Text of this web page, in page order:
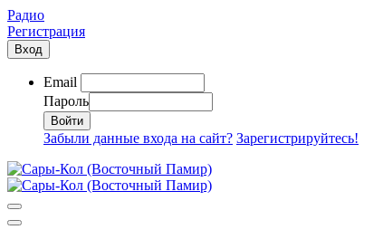
Радио
Регистрация
Вход
Email
Пароль
Забыли данные входа на сайт? Зарегистрируйтесь!